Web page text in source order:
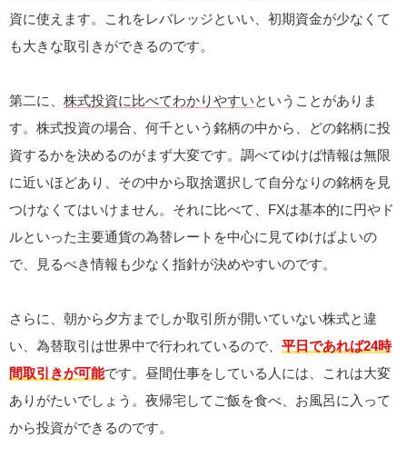
資に使えます。これをレバレッジといい、初期資金が少なくて
も大きな取引きができるのです。
第二に、 株式投資に比べてわかりやすいということがありま
す。株式投資の場合、何千という銘柄の中から、どの銘柄に投
資するかを決めるのがまず大変です。調べてゆけば情報は無限
に近いほどあり、その中から取捨選択して自分なりの銘柄を見
つけなくてはいけません。それに比べて、FXは基本的に円やド
ルといった主要通貨の為替レートを中心に見てゆけばよいの
で、見るべき情報も少なく指針が決めやすいのです。
さらに、朝から夕方までしか取引所が開いていない株式と違
い、為替取引は世界中で行われているので、 平日であれば24時
間取引きが可能です。昼間仕事をしている人には、これは大変
ありがたいでしょう。夜帰宅してご飯を食べ、お風呂に入って
から投資ができるのです。